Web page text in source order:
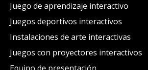
Juego de aprendizaje interactivo
Juegos deportivos interactivos
Instalaciones de arte interactivas
Juegos con proyectores interactivos